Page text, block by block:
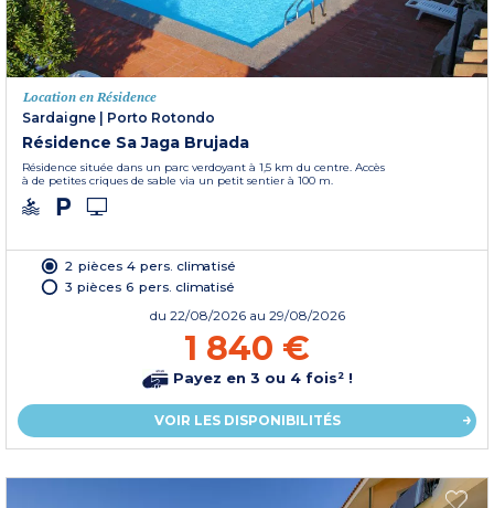
Location en Résidence
Sardaigne
Porto Rotondo
Résidence Sa Jaga Brujada
Résidence située dans un parc verdoyant à 1,5 km du centre. Accès
à de petites criques de sable via un petit sentier à 100 m.
2 pièces 4 pers. climatisé
3 pièces 6 pers. climatisé
du 22/08/2026 au 29/08/2026
1 840 €
Payez en 3 ou 4 fois² !
VOIR LES DISPONIBILITÉS